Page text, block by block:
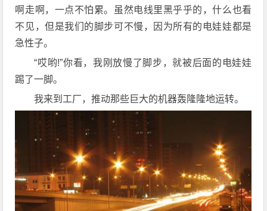
啊走啊，一点不怕累。虽然电线里黑乎乎的，什么也看
不见，但是我们的脚步可不慢，因为所有的电娃娃都是
急性子。
“哎哟!”你看，我刚放慢了脚步，就被后面的电娃娃
踢了一脚。
我来到工厂，推动那些巨大的机器轰隆隆地运转。